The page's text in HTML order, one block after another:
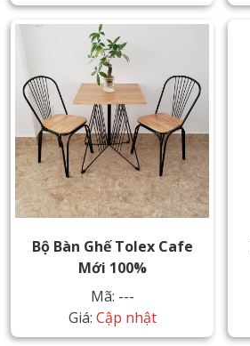
Bộ Bàn Ghế Tolex Cafe
Mới 100%
Mã: ---
Giá: Cập nhật